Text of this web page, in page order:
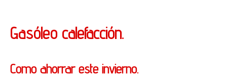
Gasóleo calefacción.
Como ahorrar este invierno.